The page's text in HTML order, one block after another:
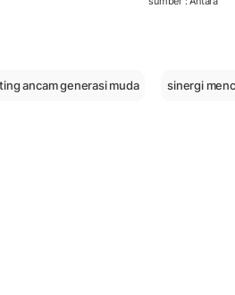
ancam generasi muda sinergi